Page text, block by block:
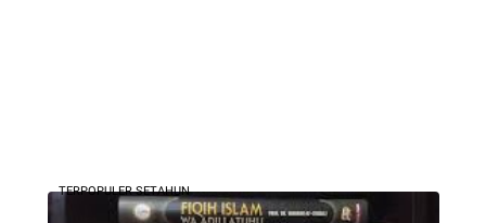
TERPOPULER SETAHUN